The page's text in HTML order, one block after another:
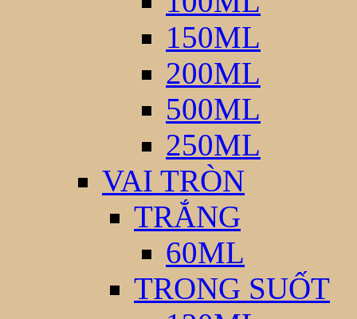
150ML
200ML
500ML
250ML
VAI TRÒN
TRẮNG
60ML
TRONG SUỐT